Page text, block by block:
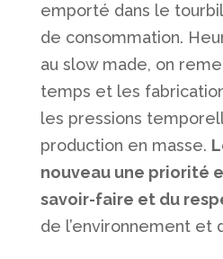
emporté dans le
de consommation.
au slow made, on
temps et les
les pressions
production en masse.
nouveau une priorité
savoir-faire et du
de l’environnement et